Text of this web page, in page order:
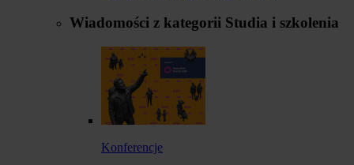
Wiadomości z kategorii Studia i szkolenia
Konferencje